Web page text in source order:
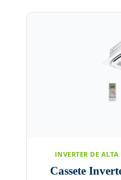
INVERTER DE
Cassete